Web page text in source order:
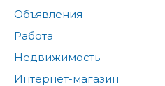
Объявления
Работа
Недвижимость
Интернет-магазин